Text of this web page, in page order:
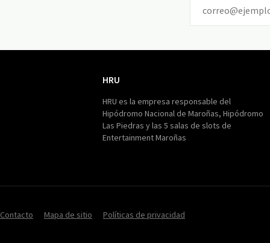
HRU
HRU es la empresa responsable del
Hipódromo Nacional de Maroñas, Hipódromo
Las Piedras y las 5 salas de slots de
Entertainment Maroñas
Contacto Mapa de sitio Políticas de privacidad